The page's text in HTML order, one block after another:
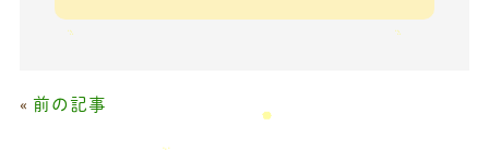
« 前の記事